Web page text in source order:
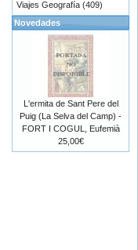
Viajes Geografía (409)
Novedades
L'ermita de Sant Pere del
Puig (La Selva del Camp) -
FORT I COGUL, Eufemià
25,00€